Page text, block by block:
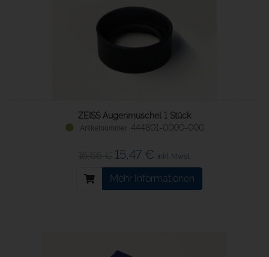
ZEISS Augenmuschel 1 Stück
444801-0000-000
16,66 € 15,47 € inkl. Mwst.
Mehr Informationen